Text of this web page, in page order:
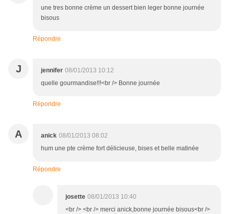
une tres bonne crème un dessert bien leger bonne journée
bisous
Répondre
J jennifer 08/01/2013 10:12
quelle gourmandise!!!<br /> Bonne journée
Répondre
A anick 08/01/2013 08:02
hum une pte crème fort délicieuse, bises et belle matinée
Répondre
josette 08/01/2013 10:40
<br /> <br /> merci anick,bonne journée bisous<br />